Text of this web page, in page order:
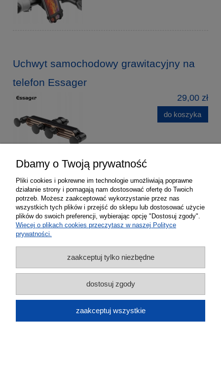
Uchwyt samochodowy grawitacyjny na
telefon Essager
29,00 zł
do koszyka
Uchwyt samochodowy grawitacyjny na
telefon Essager
Dbamy o Twoją prywatność
Pliki cookies i pokrewne im technologie umożliwiają poprawne
działanie strony i pomagają nam dostosować ofertę do Twoich
potrzeb. Możesz zaakceptować wykorzystanie przez nas
wszystkich tych plików i przejść do sklepu lub dostosować użycie
plików do swoich preferencji, wybierając opcję "Dostosuj zgody".
Więcej o plikach cookies przeczytasz w naszej Polityce
prywatności.
zaakceptuj tylko niezbędne
dostosuj zgody
zaakceptuj wszystkie